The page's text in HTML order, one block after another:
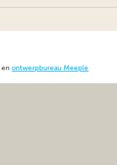
enontwerpbureau Meeple